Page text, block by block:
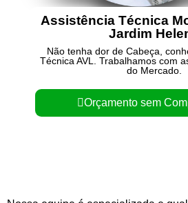
Técnica Monitores Acer
Jardim Helena
dor de Cabeça, conheça a Assistência
Trabalhamos com as melhores marcas
sem Compromisso